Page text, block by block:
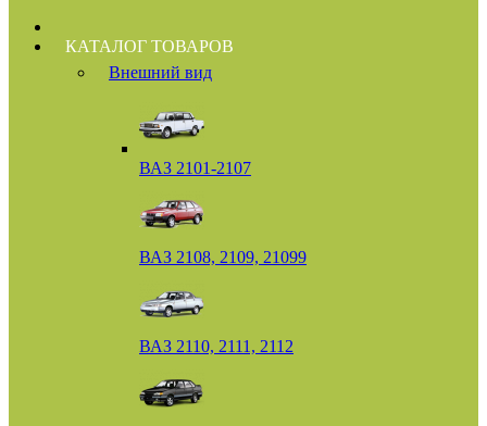
КАТАЛОГ ТОВАРОВ
Внешний вид
ВАЗ 2101-2107
ВАЗ 2108, 2109, 21099
ВАЗ 2110, 2111, 2112